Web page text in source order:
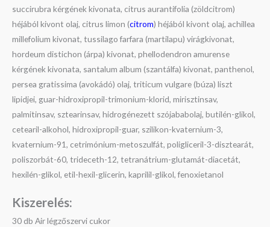
succirubra kérgének kivonata, citrus aurantifolia (zöldcitrom)
héjából kivont olaj, citrus limon (citrom) héjából kivont olaj, achillea
millefolium kivonat, tussilago farfara (martilapu) virágkivonat,
hordeum distichon (árpa) kivonat, phellodendron amurense
kérgének kivonata, santalum album (szantálfa) kivonat, panthenol,
persea gratissima (avokádó) olaj, triticum vulgare (búza) liszt
lipidjei, guar-hidroxipropil-trimonium-klorid, mirisztinsav,
palmitinsav, sztearinsav, hidrogénezett szójababolaj, butilén-glikol,
cetearil-alkohol, hidroxipropil-guar, szilikon-kvaternium-3,
kvaternium-91, cetrimónium-metoszulfát, poligliceril-3-disztearát,
poliszorbát-60, trideceth-12, tetranátrium-glutamát-diacetát,
hexilén-glikol, etil-hexil-glicerin, kaprilil-glikol, fenoxietanol
Kiszerelés:
30 db Air légzőszervi cukor